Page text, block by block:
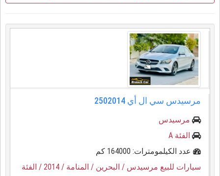
مرسيدس سي ال أي 2502014
مرسيدس
الفئة A
عدد الكيلمومترات: 164000 كم
سيارات للبيع مرسيدس / البحرين / المنامة / 2014
/ الفئة